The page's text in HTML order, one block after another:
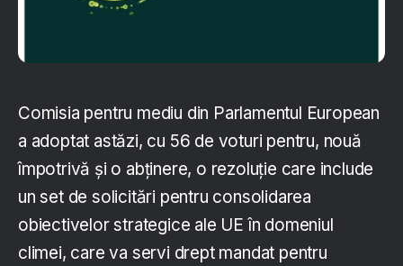
Comisia pentru mediu din Parlamentul European
a adoptat astăzi, cu 56 de voturi pentru, nouă
împotrivă și o abținere, o rezoluție care include
un set de solicitări pentru consolidarea
obiectivelor strategice ale UE în domeniul
climei, care va servi drept mandat pentru